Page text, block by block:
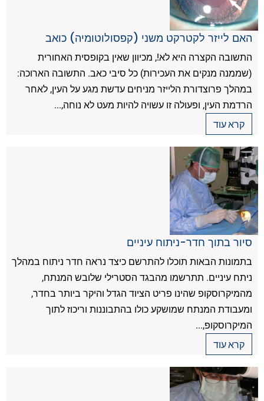
האם לייזר לקטרקט משני (קפסולוטומיה) כואב
התשובה הקצרה היא לא!, מכיוון שאין בקופסית האחורית
(שממנה מנקים את העכירות) כל סיבי כאב. התשובה הארוכה:
במהלך פרוצדורת הלייזר מניחים עדשת מגע על העין, לאחר
הרדמת העין, ופעולה זו עשויה להיות מעט לא נוחה,...
קרא עוד
סיור בתוך חדר-ניתוח עיניים
בתמונות הבאות תוכלו להתרשם כיצד נראה חדר ניתוח במהלך
ניתח עיניים. תתרשמו מהבגד הסטרילי שלובש המנתח,
מהמיקרוסקופ שהינו פריט הציוד הגדל והיקר ביותר בחדר,
ומעבודת המנתח שמושקע כולו בהתבוננות וריכוז לתוך
המיקרוסקופ,...
קרא עוד